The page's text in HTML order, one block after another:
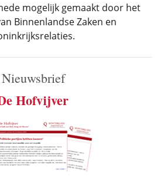
mogelijk gemaakt door het
Binnenlandse Zaken en
Nieuwsbrief
Hofvijver